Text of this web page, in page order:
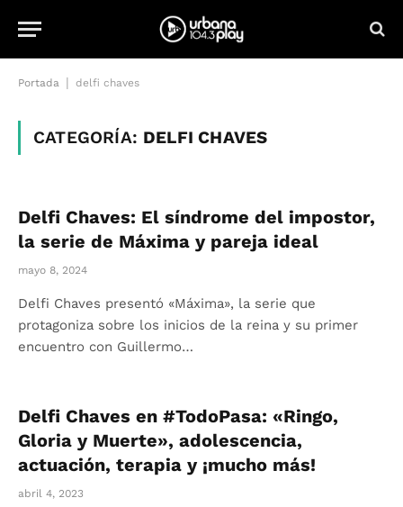
Portada delfi chaves
CATEGORÍA: DELFI CHAVES
Delfi Chaves: El síndrome del impostor,
la serie de Máxima y pareja ideal
mayo 8, 2024
Delfi Chaves presentó «Máxima», la serie que
protagoniza sobre los inicios de la reina y su primer
encuentro con Guillermo…
Delfi Chaves en #TodoPasa: «Ringo,
Gloria y Muerte», adolescencia,
actuación, terapia y ¡mucho más!
abril 4, 2023